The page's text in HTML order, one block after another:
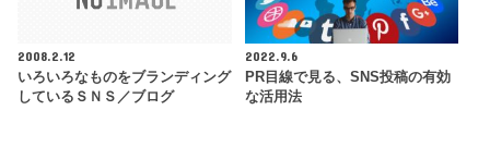
2008.2.12
いろいろなものをブランディング
しているＳＮＳ／ブログ
2022.9.6
PR目線で見る、SNS投稿の有効
な活用法